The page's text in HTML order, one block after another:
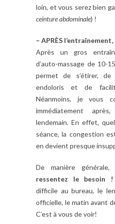
loin, et vous serez bien
ceinture abdominale) !
– APRÈS
Après un gros
d’auto-massage de 10-
permet de s’étirer, de
endoloris et de
Néanmoins, je vous
immédiatement
lendemain. En effet,
séance, la congestion
en devient presque
De manière générale,
ressentez le besoin !
difficile au bureau, le
officielle, le matin avant
C’est à vous de voir!